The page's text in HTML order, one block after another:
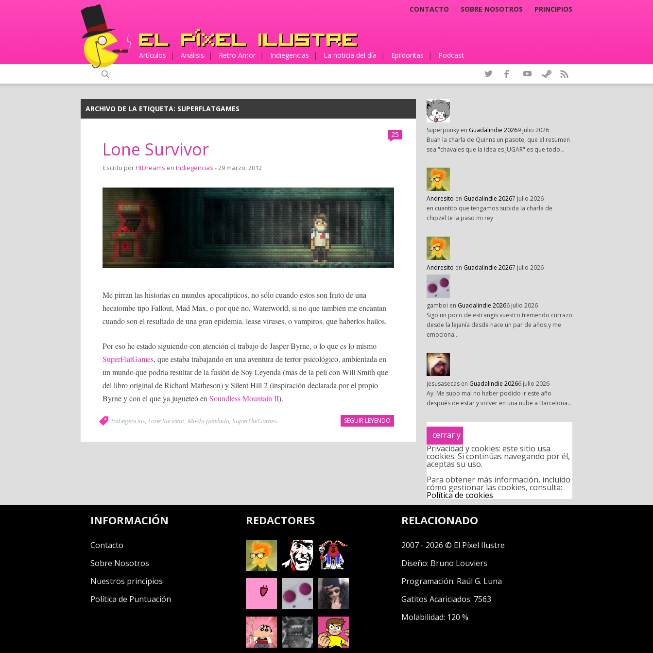
CONTACTO SOBRE NOSOTROS PRINCIPIOS
Artículos | Análisis | Retro Amor | Indiegencias | La noticia del día | Epildoritas | Podcast
ARCHIVO DE LA ETIQUETA: SUPERFLATGAMES
25
Lone Survivor
Escrito porHtDreams en Indiegencias - 29 marzo, 2012
Me pirran las historias en mundos apocalípticos, no sólo cuando estos son fruto de una
hecatombe tipo Fallout, Mad Max, o por qué no, Waterworld, si no que también me encantan
cuando son el resultado de una gran epidemia, lease viruses, o vampiros, que haberlos hailos.
Por eso he estado siguiendo con atención el trabajo de Jasper Byrne, o lo que es lo mismo
SuperFlatGames, que estaba trabajando en una aventura de terror psicológico, ambientada en
un mundo que podría resultar de la fusión de Soy Leyenda (más de la peli con Will Smith que
del libro original de Richard Matheson) y Silent Hill 2 (inspiración declarada por el propio
Byrne y con el que ya jugueteó en Soundless Mountain II).
SEGUIR LEYENDO
Indiegencias Lone Survivor, Miedo pixelado SuperFlatGames.
Superpunky en Guadalindie 20269 julio 2026
Buah la charla de Quinns un pasote, que el resumen
sea "chavales que la idea es JUGAR" es que todo…
Andresito en Guadalindie 20267 julio 2026
en cuantito que tengamos subida la charla de
chipzel te la paso mi rey
Andresito en Guadalindie 20267 julio 2026
gamboi en Guadalindie 20266 julio 2026
Sigo un poco de estrangis vuestro tremendo currazo
desde la lejanía desde hace un par de años y me
emociona…
jesusasecas en Guadalindie 20266 julio 2026
Ay. Me supo mal no haber podido ir este año
después de estar y volver en una nube a Barcelona…
Privacidad y cookies: este sitio usa
cookies. Si continúas navegando por él,
aceptas su uso.
Para obtener más información, incluido
cómo gestionar las cookies, consulta:
Política de cookies
INFORMACIÓN
Contacto
Sobre Nosotros
Nuestros principios
Política de Puntuación
REDACTORES RELACIONADO
2007 - 2026 © El Píxel Ilustre
Diseño: Bruno Louviers
Programación: Raúl G. Luna
Gatitos Acariciados: 7563
Molabilidad: 120 %